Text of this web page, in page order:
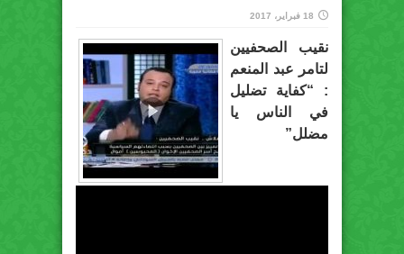
18 فبراير، 2017
نقيب الصحفيين
لتامر عبد المنعم
: “كفاية تضليل
في الناس يا
مضلل”